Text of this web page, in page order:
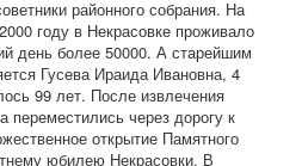
районного собрания. На
году в Некрасовке проживало
день более 50000. А старейшим
Гусева Ираида Ивановна, 4
99 лет. После извлечения
переместились через дорогу к
открытие Памятного
юбилею Некрасовки. В